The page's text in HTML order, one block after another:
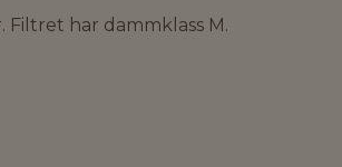
har dammklass M.